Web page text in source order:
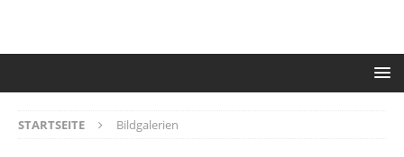
STARTSEITE Bildgalerien